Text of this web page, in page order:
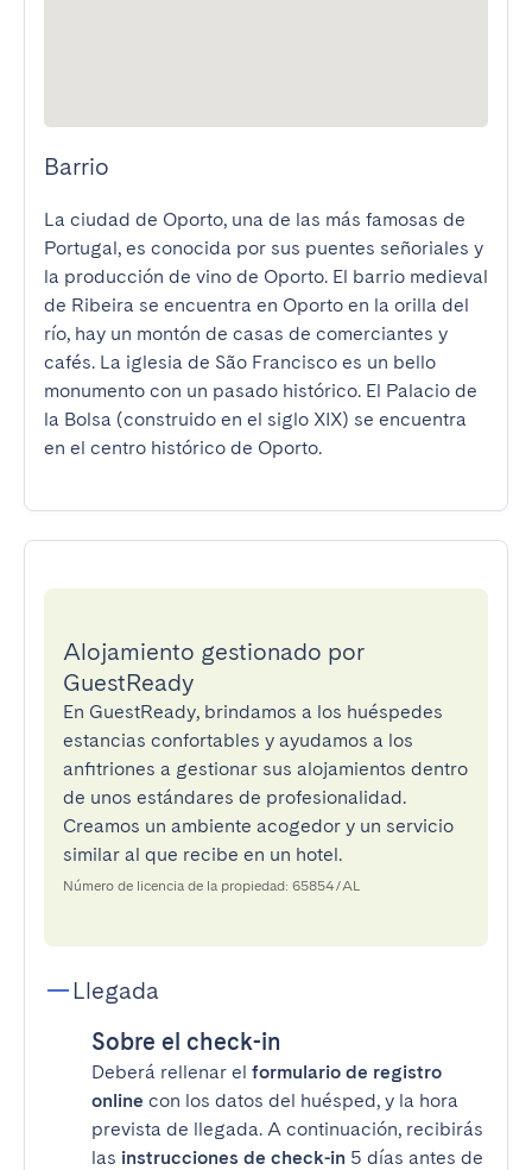
Barrio
La ciudad de Oporto, una de las más famosas de
Portugal, es conocida por sus puentes señoriales y
la producción de vino de Oporto. El barrio medieval
de Ribeira se encuentra en Oporto en la orilla del
río, hay un montón de casas de comerciantes y
cafés. La iglesia de São Francisco es un bello
monumento con un pasado histórico. El Palacio de
la Bolsa (construido en el siglo XIX) se encuentra
en el centro histórico de Oporto.
Alojamiento gestionado por
GuestReady
En GuestReady, brindamos a los huéspedes
estancias confortables y ayudamos a los
anfitriones a gestionar sus alojamientos dentro
de unos estándares de profesionalidad.
Creamos un ambiente acogedor y un servicio
similar al que recibe en un hotel.
Número de licencia de la propiedad: 65854/AL
Llegada
Sobre el check-in
Deberá rellenar el formulario de registro
online con los datos del huésped, y la hora
prevista de llegada. A continuación, recibirás
las instrucciones de check-in 5 días antes de